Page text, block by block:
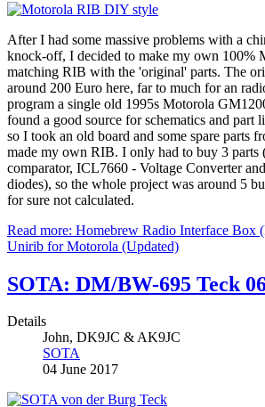
After I had some massive problems with a
knock-off, I decided to make my own 100%
matching RIB with the 'original' parts. The
around 200 Euro here, far to much for an
program a single old 1995s Motorola
found a good source for schematics and part
so I took an old board and some spare parts
made my own RIB. I only had to buy 3 parts
comparator, ICL7660 - Voltage Converter
diodes), so the whole project was around 5
for sure not calculated.
Read more: Homebrew Radio Interface Box
Unirib for Motorola (Updated)
SOTA: DM/BW-695 Teck
Details
John, DK9JC & AK9JC
SOTA
04 June 2017